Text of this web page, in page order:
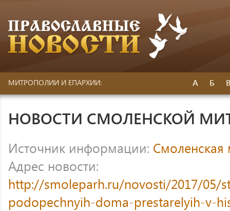
МИТРОПОЛИИ И ЕПАРХИИ: А Б
НОВОСТИ СМОЛЕНСКОЙ
Источник информации:
Адрес новости:
http://smoleparh.ru/novosti/2017/05/
podopechnyih-doma-prestarelyih-v-